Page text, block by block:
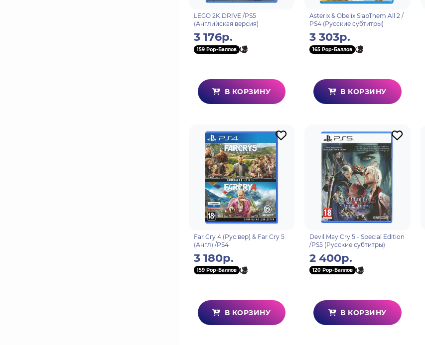
LEGO 2K DRIVE /PS5
(Английская версия)
3 176р.
159 Pop-Баллов
В КОРЗИНУ
Asterix & Obelix SlapThem All 2 /
PS4 (Русские субтитры)
3 303р.
165 Pop-Баллов
В КОРЗИНУ
Far Cry 4 (Рус.вер) & Far Cry 5
(Англ) /PS4
3 180р.
159 Pop-Баллов
В КОРЗИНУ
Devil May Cry 5 - Special Edition
/PS5 (Русские субтитры)
2 400р.
120 Pop-Баллов
В КОРЗИНУ